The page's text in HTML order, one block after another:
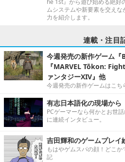
he 1st』から遊び始める絶好
ムシステムや新要素を交え
力を紹介します。
連載・注目
今週発売の新作ゲーム
『MARVEL Tōkon:
ァンタジーXIV』他
今週発売の新作ゲームはこち
有志日本語化の現場から
PCゲーマーなら何かとお世
に連続インタビュー。
吉田輝和のゲームプレイ
もはやゲムスパの顔！どこ
記